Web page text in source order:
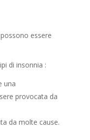
essere
di insonnia :
una
provocata da
da molte cause.